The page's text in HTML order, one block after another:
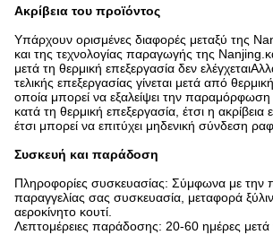
Ακρίβεια του προϊόντος
Υπάρχουν ορισμένες διαφορές μεταξύ της
και της τεχνολογίας παραγωγής της
μετά τη θερμική επεξεργασία δεν
τελικής επεξεργασίας γίνεται μετά από
οποία μπορεί να εξαλείψει την
κατά τη θερμική επεξεργασία, έτσι η ακρίβεια
έτσι μπορεί να επιτύχει μηδενική σύνδεση
Συσκευή και παράδοση
Πληροφορίες συσκευασίας: Σύμφωνα με την
παραγγελίας σας συσκευασία, μεταφορά
αεροκίνητο κουτί.
Λεπτομέρειες παράδοσης: 20-60 ημέρες μετά